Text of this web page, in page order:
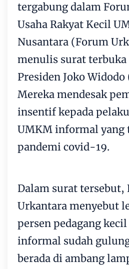
tergabung dalam
Usaha Rakyat Kecil
Nusantara (Forum
menulis surat terbuka
Presiden Joko Widodo
Mereka mendesak
insentif kepada pelaku
UMKM informal yang
pandemi covid-19.
Dalam surat tersebut,
Urkantara menyebut
persen pedagang
informal sudah
berada di ambang